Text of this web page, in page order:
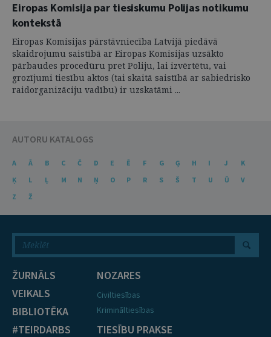
Eiropas Komisija par tiesiskumu Polijas notikumu
kontekstā
Eiropas Komisijas pārstāvniecība Latvijā piedāvā
skaidrojumu saistībā ar Eiropas Komisijas uzsākto
pārbaudes procedūru pret Poliju, lai izvērtētu, vai
grozījumi tiesību aktos (tai skaitā saistībā ar sabiedrisko
raidorganizāciju vadību) ir uzskatāmi ...
AUTORU KATALOGS
A Ā B C Č D E Ē F G Ģ H I J
K
Ķ
L Ļ M N Ņ O P R S Š T U Ū
V
Z
Ž
ŽURNĀLS
VEIKALS
BIBLIOTĒKA
#TEIRDARBS
NOZARES
Civiltiesības
Krimināltiesības
TIESĪBU PRAKSE